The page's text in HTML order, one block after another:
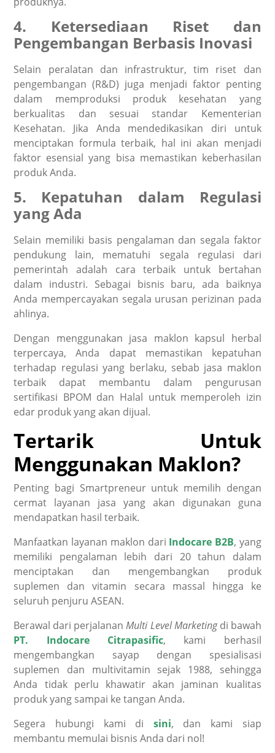
4. Ketersediaan Riset dan
Pengembangan Berbasis Inovasi
Selain peralatan dan infrastruktur, tim riset dan
pengembangan (R&D) juga menjadi faktor penting
dalam memproduksi produk kesehatan yang
berkualitas dan sesuai standar Kementerian
Kesehatan. Jika Anda mendedikasikan diri untuk
menciptakan formula terbaik, hal ini akan menjadi
faktor esensial yang bisa memastikan keberhasilan
produk Anda.
5. Kepatuhan dalam Regulasi
yang Ada
Selain memiliki basis pengalaman dan segala faktor
pendukung lain, mematuhi segala regulasi dari
pemerintah adalah cara terbaik untuk bertahan
dalam industri. Sebagai bisnis baru, ada baiknya
Anda mempercayakan segala urusan perizinan pada
ahlinya.
Dengan menggunakan jasa maklon kapsul herbal
terpercaya, Anda dapat memastikan kepatuhan
terhadap regulasi yang berlaku, sebab jasa maklon
terbaik dapat membantu dalam pengurusan
sertifikasi BPOM dan Halal untuk memperoleh izin
edar produk yang akan dijual.
Tertarik Untuk
Menggunakan Maklon?
Penting bagi Smartpreneur untuk memilih dengan
cermat layanan jasa yang akan digunakan guna
mendapatkan hasil terbaik.
Manfaatkan layanan maklon dari Indocare B2B, yang
memiliki pengalaman lebih dari 20 tahun dalam
menciptakan dan mengembangkan produk
suplemen dan vitamin secara massal hingga ke
seluruh penjuru ASEAN.
Berawal dari perjalananMulti Level Marketingdi bawah
PT. Indocare Citrapasific, kami berhasil
mengembangkan sayap dengan spesialisasi
suplemen dan multivitamin sejak 1988, sehingga
Anda tidak perlu khawatir akan jaminan kualitas
produk yang sampai ke tangan Anda.
Segera hubungi kami di sini, dan kami siap
membantu memulai bisnis Anda dari nol!